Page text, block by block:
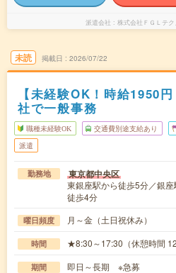
派遣会社 株式会社ＦＧＬテ
未読 掲載日 2026/07/22
【未経験OK！時給1950
社で一般事務
職種未経験OK 交通費別途支給あり
派遣
勤務地 東京都中央区
東銀座駅から徒歩5分／銀
徒歩4分
曜日頻度 月～金（土日祝休み）
時間 ★8:30～17:30（休憩時間
期間 即日～長期 ※急募